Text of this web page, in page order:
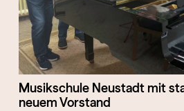
Musikschule Neustadt mit
neuem Vorstand